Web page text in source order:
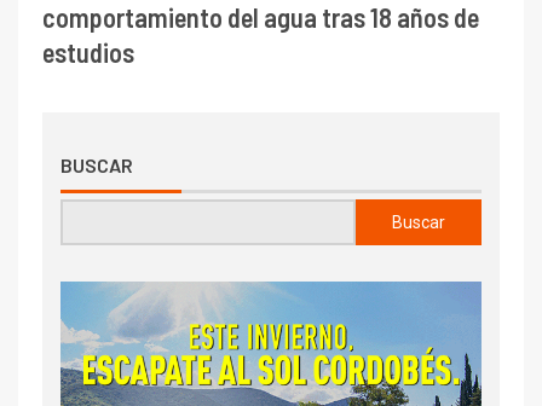
comportamiento del agua tras 18 años de
estudios
BUSCAR
Buscar